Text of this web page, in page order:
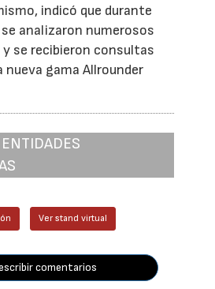
indicó que durante
analizaron numerosos
se recibieron consultas
nueva gama Allrounder
Ver stand virtual
comentarios